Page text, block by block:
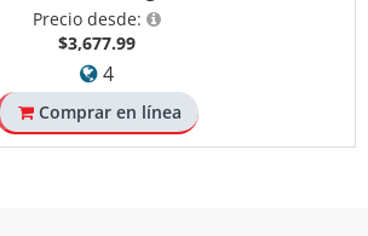
Precio desde:
$3,677.99
4
Comprar en línea